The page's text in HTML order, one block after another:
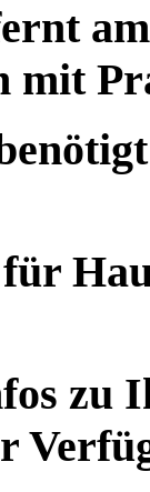
mit
zu